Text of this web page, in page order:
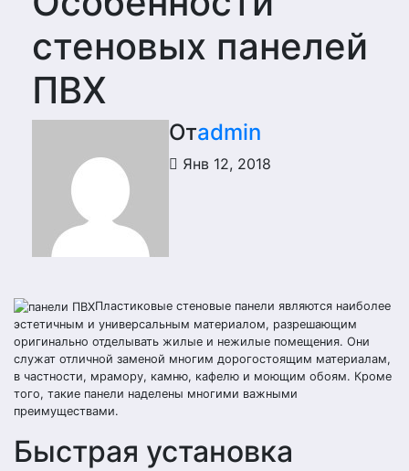
стеновых панелей
ПВХ
Отadmin
Янв 12, 2018
Пластиковые стеновые панели являются наиболее
эстетичным и универсальным материалом, разрешающим
оригинально отделывать жилые и нежилые помещения. Они
служат отличной заменой многим дорогостоящим материалам,
в частности, мрамору, камню, кафелю и моющим обоям. Кроме
того, такие панели наделены многими важными
преимуществами.
Быстрая установка